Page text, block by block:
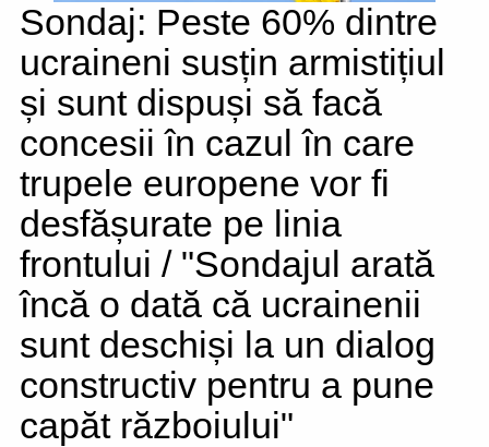
Sondaj: Peste 60% dintre
ucraineni susțin armistițiul
și sunt dispuși să facă
concesii în cazul în care
trupele europene vor fi
desfășurate pe linia
frontului / "Sondajul arată
încă o dată că ucrainenii
sunt deschiși la un dialog
constructiv pentru a pune
capăt războiului"